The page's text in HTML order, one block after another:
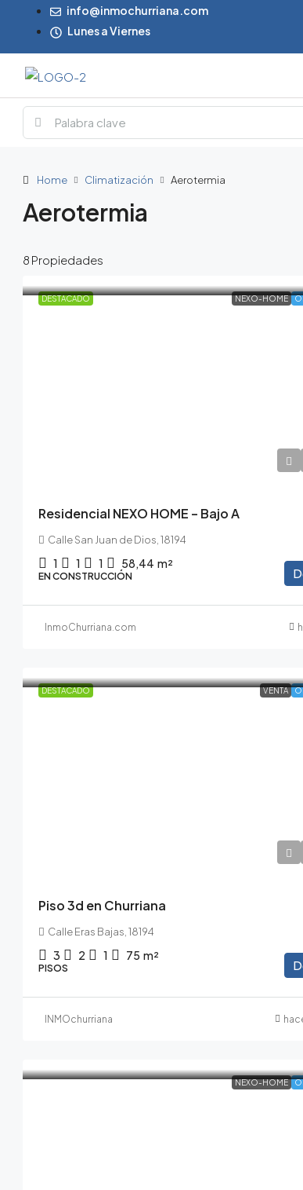
info@inmochurriana.com
Lunes a Viernes
Home Climatización Aerotermia
Aerotermia
8 Propiedades
DESTACADO NEXO-HOME
Residencial NEXO HOME – Bajo A
Calle San Juan de Dios, 18194
1 1 1 58,44 m²
EN CONSTRUCCIÓN
InmoChurriana.com
DESTACADO VENTA
Piso 3d en Churriana
Calle Eras Bajas, 18194
3 2 1 75 m²
PISOS
INMOchurriana
NEXO-HOME